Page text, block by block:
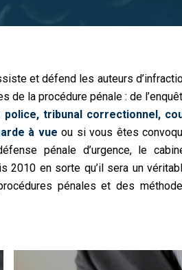
et défend les auteurs
de la procédure pénale : de
police, tribunal correctionnel,
à vue ou si vous êtes
pénale d’urgence, le
2010 en sorte qu’il sera un
pénales et des